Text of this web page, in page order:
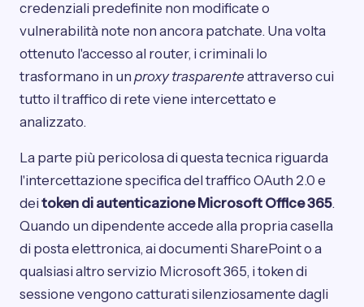
credenziali predefinite non modificate o
vulnerabilità note non ancora patchate. Una volta
ottenuto l'accesso al router, i criminali lo
trasformano in un proxy trasparente attraverso cui
tutto il traffico di rete viene intercettato e
analizzato.
La parte più pericolosa di questa tecnica riguarda
l'intercettazione specifica del traffico OAuth 2.0 e
dei token di autenticazione Microsoft Office 365.
Quando un dipendente accede alla propria casella
di posta elettronica, ai documenti SharePoint o a
qualsiasi altro servizio Microsoft 365, i token di
sessione vengono catturati silenziosamente dagli